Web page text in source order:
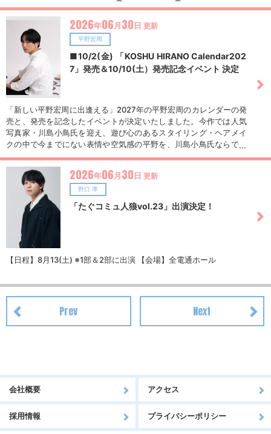
場合がございます。 【金額】 ①一般￥8,000 ②親子割（高校生以
下）￥12,000 （※入場時ワンドリンク制 ￥600） ※ご入場時に中高
生の方は学生証等の身分証のご提示をお願いする場合がございま
す。 【チケット発売】 ▼オンラインサロン会員先行（先行先着） 8
月21日（金）18:00～ 「太川陽介のルイはルイをよぶ会」 入会ペー
ジはこちらから↓ https://lounge.dmm.com/detail/8776/ ▼チケッ
トぴあ（一般発売） 9月25日（金）18:00～ https://w.pia.jp/t/taga
wa50th/【問合せ】 info.tagawa50th@gmail.com
2026年06 月30日 更新
平野宏周
■10/2(金) 「KOSHU HIRANO Calendar202
7」発売＆10/10(土）発売記念イベント 決定
「新しい平野宏周に出逢える」2027年の平野宏周のカレンダーの発
売と、発売を記念したイベントが決定いたしました。今作では人気
写真家・川島小鳥氏を迎え、遊び心のあるスタイリング・ヘアメイ
クの中で今までにない表情や空気感の平野を、川島小鳥氏ならでは
の視点と世界観で表現。また、10月10日(土)にはカレンダー発売記
念イベントをジュンク堂書店 池袋本店にて開催も決定。ぜひ、いつ
もと違った新しい平野宏周をご確認ください。■「平野宏周 KOSH
U HIRANO Calendar 2027」2026年10月2日発売定価：3500円＋
税体裁：A5変形版/１６P発行：株式会社KADOKAWAカレンダー詳
細はこちらから
2026年06 月30日 更新
野口 準
「たぐコミュ人狼vol.23」出演決定！
【日程】8月13(土) ※1部＆2部に出演 【会場】全電通ホール
Prev Next
会社概要 アクセス
採用情報 プライバシーポリシー